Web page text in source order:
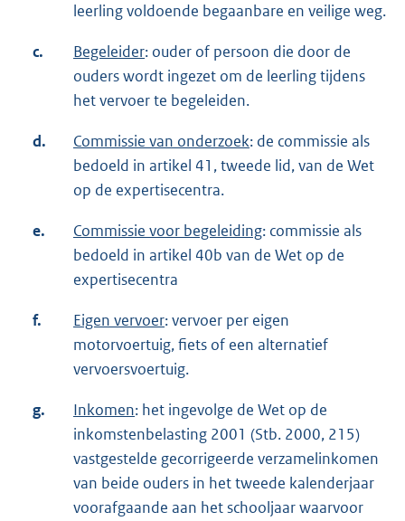
leerling voldoende begaanbare en veilige weg.
c. Begeleider: ouder of persoon die door de
ouders wordt ingezet om de leerling tijdens
het vervoer te begeleiden.
d. Commissie van onderzoek: de commissie als
bedoeld in artikel 41, tweede lid, van de Wet
op de expertisecentra.
e. Commissie voor begeleiding: commissie als
bedoeld in artikel 40b van de Wet op de
expertisecentra
f. Eigen vervoer: vervoer per eigen
motorvoertuig, fiets of een alternatief
vervoersvoertuig.
g. Inkomen: het ingevolge de Wet op de
inkomstenbelasting 2001 (Stb. 2000, 215)
vastgestelde gecorrigeerde verzamelinkomen
van beide ouders in het tweede kalenderjaar
voorafgaande aan het schooljaar waarvoor